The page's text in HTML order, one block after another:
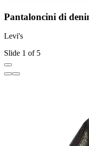
Pantaloncini di
Levi's
Slide 1 of 5